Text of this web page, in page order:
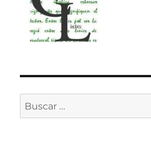
Buscar
por: